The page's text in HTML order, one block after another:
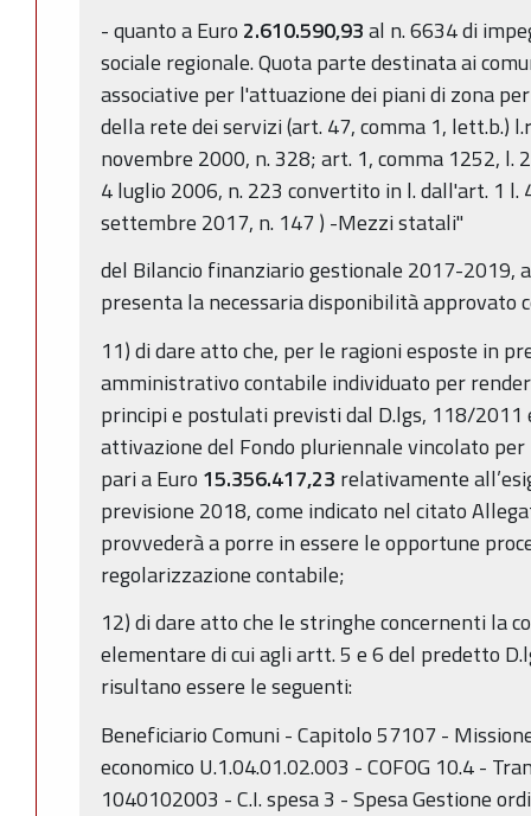
- quanto a Euro 2.610.590,93al n. 6634 di
sociale regionale. Quota parte destinata ai
associative per l'attuazione dei piani di zona
della rete dei servizi (art. 47, comma 1, lett.b.)
novembre 2000, n. 328; art. 1, comma 1252, l.
4 luglio 2006, n. 223 convertito in l. dall'art. 1 l.
settembre 2017, n. 147 ) -Mezzi statali"
del Bilancio finanziario gestionale 2017-2019,
presenta la necessaria disponibilità approvato
11) di dare atto che, per le ragioni esposte in
amministrativo contabile individuato per
principi e postulati previsti dal D.lgs, 118/2011
attivazione del Fondo pluriennale vincolato
pari a Euro 15.356.417,23 relativamente
previsione 2018, come indicato nel citato
provvederà a porre in essere le opportune
regolarizzazione contabile;
12) di dare atto che le stringhe concernenti la
elementare di cui agli artt. 5 e 6 del predetto
risultano essere le seguenti:
Beneficiario Comuni - Capitolo 57107 -
economico U.1.04.01.02.003 - COFOG 10.4 -
1040102003 - C.I. spesa 3 - Spesa Gestione